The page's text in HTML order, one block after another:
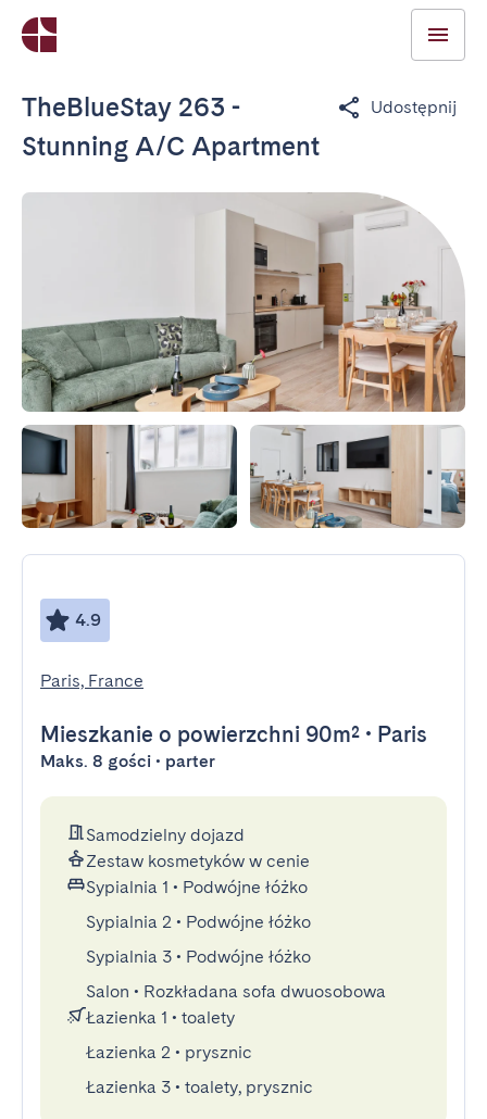
TheBlueStay 263 -
Stunning A/C Apartment
Udostępnij
4.9
Paris, France
Mieszkanie o powierzchni 90m² • Paris
Maks. 8 gości • parter
Samodzielny dojazd
Zestaw kosmetyków w cenie
Sypialnia 1 • Podwójne łóżko
Sypialnia 2 • Podwójne łóżko
Sypialnia 3 • Podwójne łóżko
Salon • Rozkładana sofa dwuosobowa
Łazienka 1 • toalety
Łazienka 2 • prysznic
Łazienka 3 • toalety, prysznic